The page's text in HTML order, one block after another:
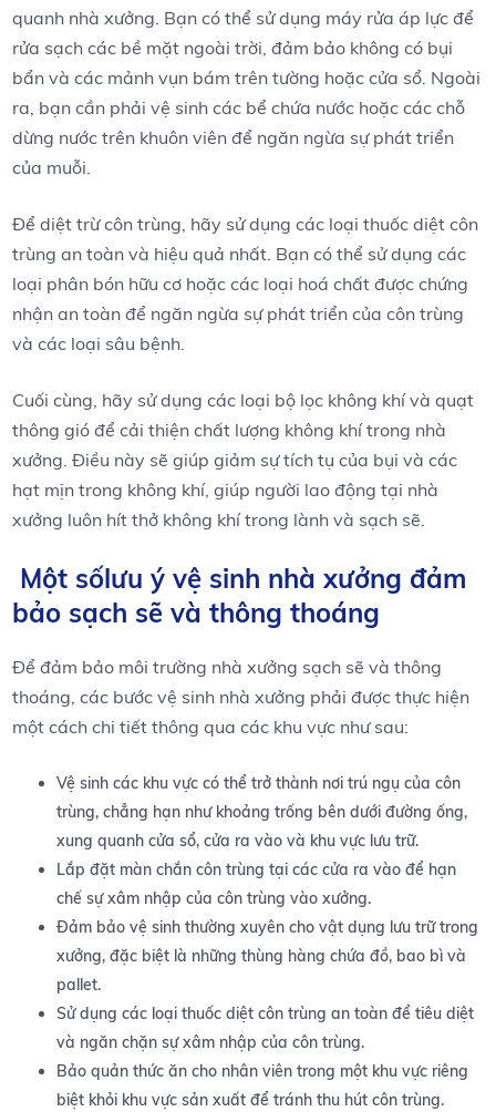
quanh nhà xưởng. Bạn có thể sử dụng máy rửa áp lực để
rửa sạch các bề mặt ngoài trời, đảm bảo không có bụi
bẩn và các mảnh vụn bám trên tường hoặc cửa sổ. Ngoài
ra, bạn cần phải vệ sinh các bể chứa nước hoặc các chỗ
dừng nước trên khuôn viên để ngăn ngừa sự phát triển
của muỗi.
Để diệt trừ côn trùng, hãy sử dụng các loại thuốc diệt côn
trùng an toàn và hiệu quả nhất. Bạn có thể sử dụng các
loại phân bón hữu cơ hoặc các loại hoá chất được chứng
nhận an toàn để ngăn ngừa sự phát triển của côn trùng
và các loại sâu bệnh.
Cuối cùng, hãy sử dụng các loại bộ lọc không khí và quạt
thông gió để cải thiện chất lượng không khí trong nhà
xưởng. Điều này sẽ giúp giảm sự tích tụ của bụi và các
hạt mịn trong không khí, giúp người lao động tại nhà
xưởng luôn hít thở không khí trong lành và sạch sẽ.
Một sốlưu ý vệ sinh nhà xưởng đảm
bảo sạch sẽ và thông thoáng
Để đảm bảo môi trường nhà xưởng sạch sẽ và thông
thoáng, các bước vệ sinh nhà xưởng phải được thực hiện
một cách chi tiết thông qua các khu vực như sau:
Vệ sinh các khu vực có thể trở thành nơi trú ngụ của côn
trùng, chẳng hạn như khoảng trống bên dưới đường ống,
xung quanh cửa sổ, cửa ra vào và khu vực lưu trữ.
Lắp đặt màn chắn côn trùng tại các cửa ra vào để hạn
chế sự xâm nhập của côn trùng vào xưởng.
Đảm bảo vệ sinh thường xuyên cho vật dụng lưu trữ trong
xưởng, đặc biệt là những thùng hàng chứa đồ, bao bì và
pallet.
Sử dụng các loại thuốc diệt côn trùng an toàn để tiêu diệt
và ngăn chặn sự xâm nhập của côn trùng.
Bảo quản thức ăn cho nhân viên trong một khu vực riêng
biệt khỏi khu vực sản xuất để tránh thu hút côn trùng.